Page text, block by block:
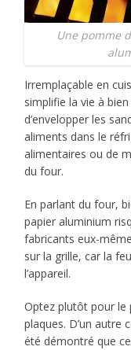
Une pomme
Irremplaçable en
simplifie la vie à
d’envelopper les
aliments dans le
alimentaires ou de
du four.
En parlant du four,
papier aluminium
fabricants eux-
sur la grille, car la
l’appareil.
Optez plutôt pour le
plaques. D’un autre
été démontré que